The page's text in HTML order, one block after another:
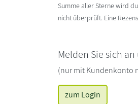
Summe aller Sterne wird
nicht überprüft. Eine
Melden Sie sich
(nur mit Kundenkonto
zum Login